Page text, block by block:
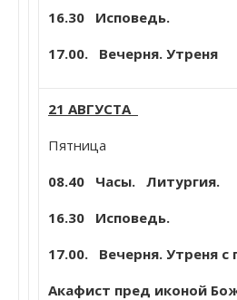
16.30 Исповедь.
17.00. Вечерня. Утреня
21 АВГУСТА
Пятница
08.40 Часы. Литургия.
16.30 Исповедь.
17.00. Вечерня. Утреня с
Акафист пред иконой